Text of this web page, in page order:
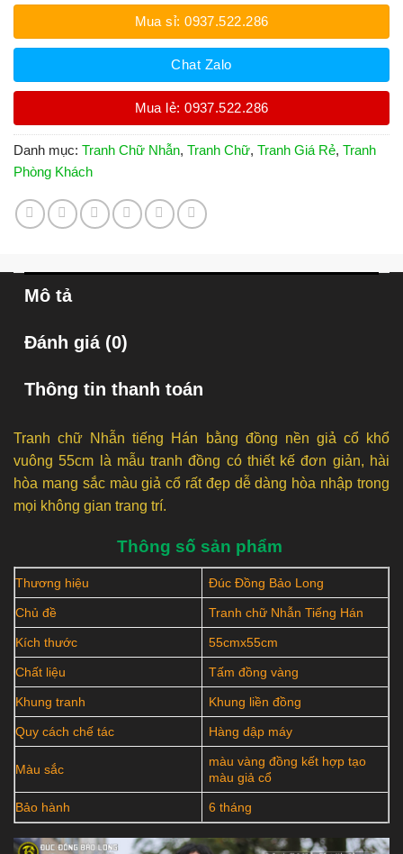
Mua sỉ: 0937.522.286
Chat Zalo
Mua lẻ: 0937.522.286
Danh mục: Tranh Chữ Nhẫn, Tranh Chữ, Tranh Giá Rẻ, Tranh
Phòng Khách
Mô tả
Đánh giá (0)
Thông tin thanh toán
Tranh chữ Nhẫn tiếng Hán bằng đồng nền giả cổ khổ
vuông 55cm là mẫu tranh đồng có thiết kế đơn giản, hài
hòa mang sắc màu giả cổ rất đẹp dễ dàng hòa nhập trong
mọi không gian trang trí.
Thông số sản phẩm
Thương hiệu Đúc Đồng Bảo Long
Chủ đề Tranh chữ Nhẫn Tiếng Hán
Kích thước 55cmx55cm
Chất liệu Tấm đồng vàng
Khung tranh Khung liền đồng
Quy cách chế tác Hàng dập máy
Màu sắc
màu vàng đồng kết hợp tạo
màu giả cổ
Bảo hành 6 tháng